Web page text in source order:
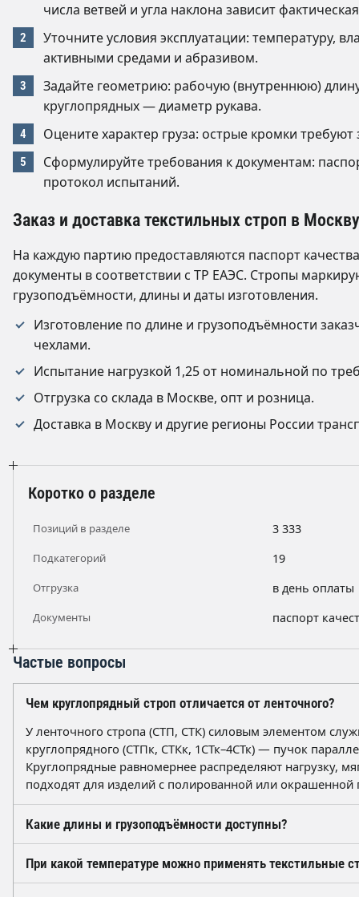
числа ветвей и угла наклона зависит
Уточните условия эксплуатации: температуру,
активными средами и абразивом.
Задайте геометрию: рабочую (внутреннюю)
круглопрядных — диаметр рукава.
Оцените характер груза: острые кромки
Сформулируйте требования к документам:
протокол испытаний.
Заказ и доставка текстильных строп в Москву
На каждую партию предоставляются паспорт
документы в соответствии с ТР ЕАЭС. Стропы
грузоподъёмности, длины и даты изготовления.
Изготовление по длине и грузоподъёмности
чехлами.
Испытание нагрузкой 1,25 от номинальной по
Отгрузка со склада в Москве, опт и розница.
Доставка в Москву и другие регионы России
Коротко о разделе
Позиций в разделе 3 333
Подкатегорий 19
Отгрузка в день оплаты
Документы паспорт
Частые вопросы
Чем круглопрядный строп отличается от ленточного?
У ленточного стропа (СТП, СТК) силовым элементом
круглопрядного (СТПк, СТКк, 1СТк–4СТк) — пучок
Круглопрядные равномернее распределяют нагрузку,
подходят для изделий с полированной или окрашенной
Какие длины и грузоподъёмности доступны?
грузоподъёмностью от 0,5 до 12,5 т. Круглопрядные
диаметром рукава ориентировочно от 11 до 36 мм.
При какой температуре можно применять текстильные